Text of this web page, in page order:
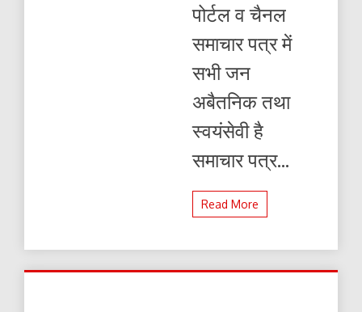
पोर्टल व चैनल
समाचार पत्र में
सभी जन
अबैतनिक तथा
स्वयंसेवी है
समाचार पत्र...
Read More